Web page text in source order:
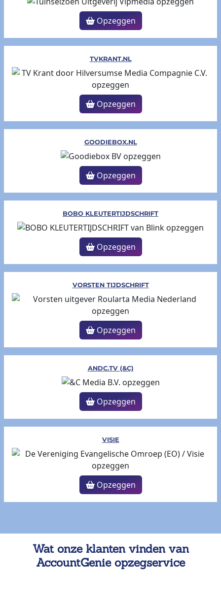
Opzeggen
TVKRANT.NL
Opzeggen
GOODIEBOX.NL
Opzeggen
BOBO KLEUTERTIJDSCHRIFT
Opzeggen
VORSTEN TIJDSCHRIFT
Opzeggen
ANDC.TV (&C)
Opzeggen
VISIE
Opzeggen
Wat onze klanten vinden van
AccountGenie opzegservice